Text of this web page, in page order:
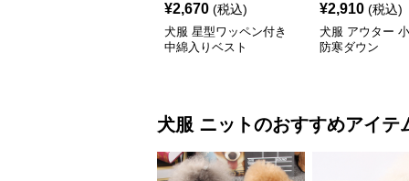
¥2,670 (税込)
犬服 星型ワッペン付き
中綿入りベスト
¥2,910 (税込)
犬服 アウター
防寒ダウン
犬服 ニットのおすすめアイテ